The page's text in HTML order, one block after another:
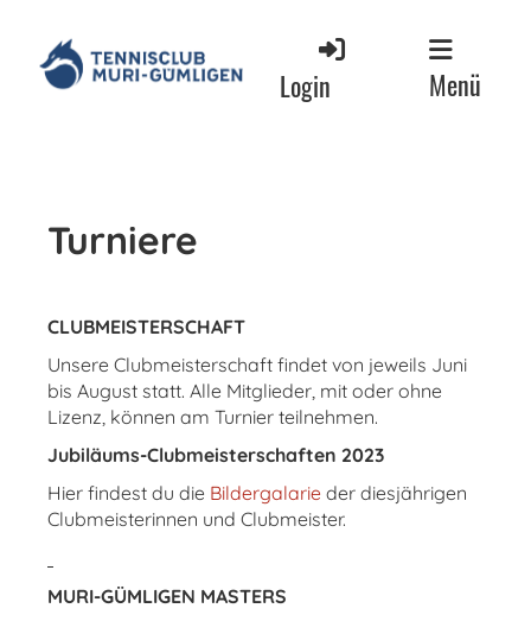
Login Menü
Turniere
CLUBMEISTERSCHAFT
Unsere Clubmeisterschaft findet von jeweils Juni
bis August statt. Alle Mitglieder, mit oder ohne
Lizenz, können am Turnier teilnehmen.
Jubiläums-Clubmeisterschaften 2023
Hier findest du die Bildergalarie der diesjährigen
Clubmeisterinnen und Clubmeister.
MURI-GÜMLIGEN MASTERS